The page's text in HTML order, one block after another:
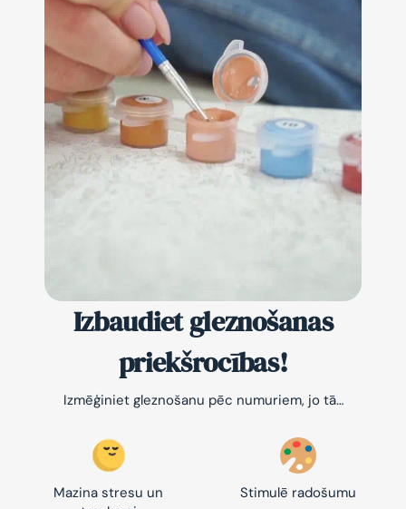
Izbaudiet gleznošanas
priekšrocības!
Izmēģiniet gleznošanu pēc numuriem, jo tā…
Mazina stresu un
Stimulē radošumu